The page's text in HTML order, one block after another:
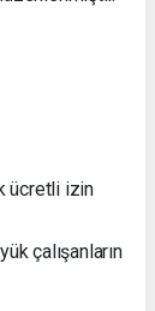
ücretli izin
çalışanların